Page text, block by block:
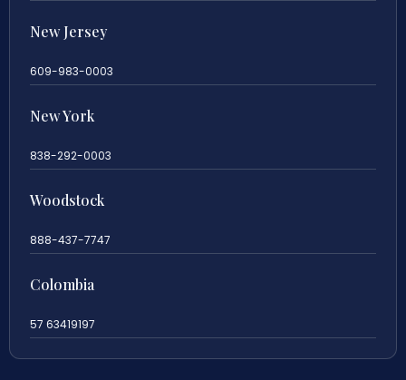
New Jersey
609-983-0003
New York
838-292-0003
Woodstock
888-437-7747
Colombia
57 63419197